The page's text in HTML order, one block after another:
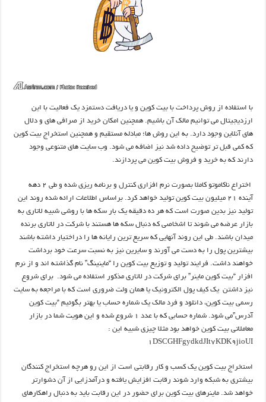
با استفاده از روش پرداخت با بیت کوین و یا دریافت دستمزد یک فعالیت با این
ارزدیجیتال می توانیم مالک آن باشیم. همچنین امکان خرید از صرافی های و دلال
های آنلاین وجود دارد. به این روش ها؛ مبادله مستقیم و همچنین استخراج بیت کوین
که کمی قبل تر توضیح داده شد نیز اضافه می شود. وب سایت های متنوعی وجود
دارند که به خرید و فروش بیت کوین می پردازند.
اختراع ناکاموتو کاملا بصورت نرم افزاری کنترل و برنامه ریزی شده و طی 2 دهه
آینده 21 میلیون بیت کوین تولید خواهد کرد. براساس اطلاعات ارائه شده روند این
تولید نیز بدین صورت است که هر ده دقیقه یک بار سکه ها با روشی شبیه لاتاری به
بازار عرضه می شوند تا اشخاصی که دنبال سکه ها هستند با شرکت در لاتاری برنده
میدان باشند. طی این روند آنهایی که سریع ترین رایانه ها را دراختیار داشته باشند
بیشترین پول را به دست می آورند و سایرین نیز به نسبت سرعت خود برداشت
خواهند داشت. فرایند تولید و توزیع بیت کوین را “ماینینگ” نام گذاشته اند و از نرم
افزار “بیت کوین ماینر” برای شرکت در لاتاری مذکور استفاده می شود. برای شروع
نیز داشتن یک کیف پول الکترونیک یا همان ولت ضروری است که با مراجعه به سایت
رسمی بیت کوین، دانلود و فرد مالک یک شماره حساب یا بهتر بگوئیم “بیت کوین
آدرس”می شود. شماره حسابی که با عدد 1 شروع شده و این هویت شما در بازار
معاملاتی بیت کوین خواهد بود مثلا چیزی شبیه این :
1DSCGHFgydkdJIt7KDK9jioUI
استخراج بیت کوین یک کسب و کار رقابتی است از این رو هرچه استخراج کنندگان
بیشتری به شبکه وارد شوند رقابت افزایش یافته و درآمدزایی از آن دشوارتر
خواهد شد. ماینرهای بیت کوین برای حضور در این رقابت باید به دنبال راهکارهای